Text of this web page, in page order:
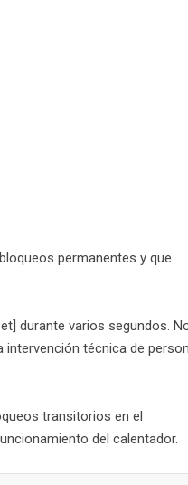
permanentes y que
durante varios segundos.
técnica de
transitorios en el
del calentador.